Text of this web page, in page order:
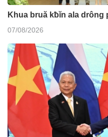
Khua bruă kƀĭn ala drông
07/08/2026